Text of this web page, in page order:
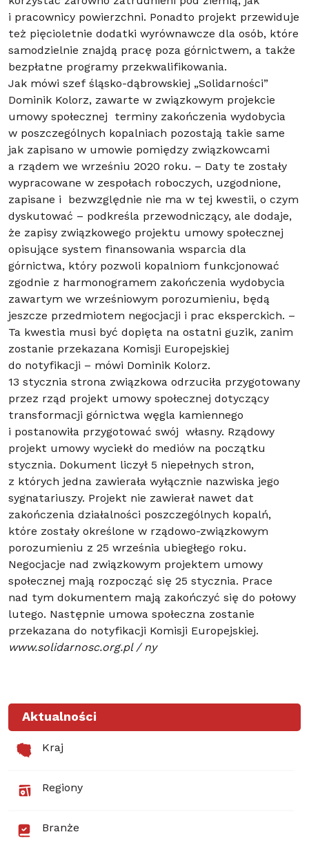
i pracownicy powierzchni. Ponadto projekt przewiduje
też pięcioletnie dodatki wyrównawcze dla osób, które
samodzielnie znajdą pracę poza górnictwem, a także
bezpłatne programy przekwalifikowania.
Jak mówi szef śląsko-dąbrowskiej „Solidarności”
Dominik Kolorz, zawarte w związkowym projekcie
umowy społecznej terminy zakończenia wydobycia
w poszczególnych kopalniach pozostają takie same
jak zapisano w umowie pomiędzy związkowcami
a rządem we wrześniu 2020 roku. – Daty te zostały
wypracowane w zespołach roboczych, uzgodnione,
zapisane i bezwzględnie nie ma w tej kwestii, o czym
dyskutować – podkreśla przewodniczący, ale dodaje,
że zapisy związkowego projektu umowy społecznej
opisujące system finansowania wsparcia dla
górnictwa, który pozwoli kopalniom funkcjonować
zgodnie z harmonogramem zakończenia wydobycia
zawartym we wrześniowym porozumieniu, będą
jeszcze przedmiotem negocjacji i prac eksperckich. –
Ta kwestia musi być dopięta na ostatni guzik, zanim
zostanie przekazana Komisji Europejskiej
do notyfikacji – mówi Dominik Kolorz.
13 stycznia strona związkowa odrzuciła przygotowany
przez rząd projekt umowy społecznej dotyczący
transformacji górnictwa węgla kamiennego
i postanowiła przygotować swój własny. Rządowy
projekt umowy wyciekł do mediów na początku
stycznia. Dokument liczył 5 niepełnych stron,
z których jedna zawierała wyłącznie nazwiska jego
sygnatariuszy. Projekt nie zawierał nawet dat
zakończenia działalności poszczególnych kopalń,
które zostały określone w rządowo-związkowym
porozumieniu z 25 września ubiegłego roku.
Negocjacje nad związkowym projektem umowy
społecznej mają rozpocząć się 25 stycznia. Prace
nad tym dokumentem mają zakończyć się do połowy
lutego. Następnie umowa społeczna zostanie
przekazana do notyfikacji Komisji Europejskiej.
www.solidarnosc.org.pl / ny
Aktualności
Kraj
Regiony
Branże